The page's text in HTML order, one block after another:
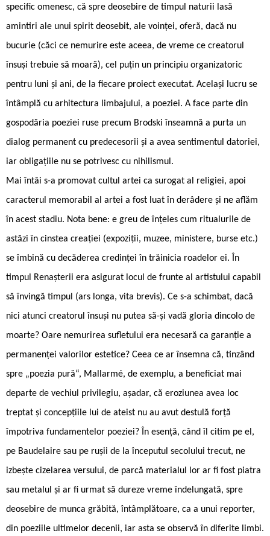
specific omenesc, că spre deosebire de timpul naturii lasă
amintiri ale unui spirit deosebit, ale voinței, oferă, dacă nu
bucurie (căci ce nemurire este aceea, de vreme ce creatorul
însuși trebuie să moară), cel puțin un principiu organizatoric
pentru luni și ani, de la fiecare proiect executat. Același lucru se
întâmplă cu arhitectura limbajului, a poeziei. A face parte din
gospodăria poeziei ruse precum Brodski înseamnă a purta un
dialog permanent cu predecesorii și a avea sentimentul datoriei,
iar obligațiile nu se potrivesc cu nihilismul.
Mai întâi s-a promovat cultul artei ca surogat al religiei, apoi
caracterul memorabil al artei a fost luat în derâdere și ne aflăm
în acest stadiu. Nota bene: e greu de înțeles cum ritualurile de
astăzi în cinstea creației (expoziții, muzee, ministere, burse etc.)
se îmbină cu decăderea credinței în trăinicia roadelor ei. În
timpul Renașterii era asigurat locul de frunte al artistului capabil
să învingă timpul (ars longa, vita brevis). Ce s-a schimbat, dacă
nici atunci creatorul însuși nu putea să-și vadă gloria dincolo de
moarte? Oare nemurirea sufletului era necesară ca garanție a
permanenței valorilor estetice? Ceea ce ar însemna că, tinzând
spre „poezia pură“, Mallarmé, de exemplu, a beneficiat mai
departe de vechiul privilegiu, așadar, că eroziunea avea loc
treptat și concepțiile lui de ateist nu au avut destulă forță
împotriva fundamentelor poeziei? În esență, când îl citim pe el,
pe Baudelaire sau pe rușii de la începutul secolului trecut, ne
izbește cizelarea versului, de parcă materialul lor ar fi fost piatra
sau metalul și ar fi urmat să dureze vreme îndelungată, spre
deosebire de munca grăbită, întâmplătoare, ca a unui reporter,
din poeziile ultimelor decenii, iar asta se observă în diferite limbi.